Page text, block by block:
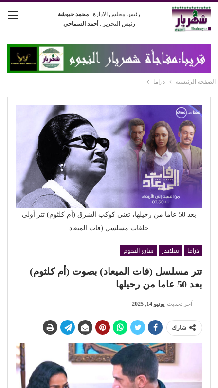
رئيس مجلس الادارة : محمد حبوشة
رئيس التحرير : أحمد السماحي
الصفحة الرئيسية دراما
بعد 50 عاما من رحيلها، تغني كوكب الشرق (أم كلثوم) تتر أولى
حلقات مسلسل (فات الميعاد
دراما سلايدر
شارع النجوم
تتر مسلسل (فات الميعاد) بصوت (أم كلثوم)
بعد 50 عاما من رحيلها
آخر تحديث يونيو 14, 2025
شارك